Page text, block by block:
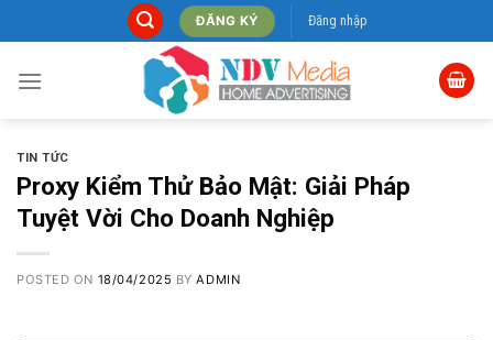
to
content
ĐĂNG KÝ Đăng nhập
TIN TỨC
Proxy Kiểm Thử Bảo Mật: Giải Pháp
Tuyệt Vời Cho Doanh Nghiệp
POSTED ON 18/04/2025 BYADMIN